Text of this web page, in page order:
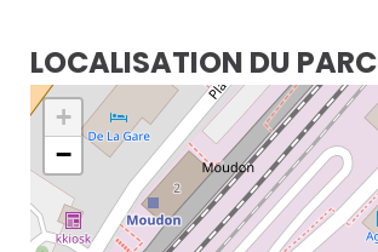
LOCALISATION DU PARC
+
−